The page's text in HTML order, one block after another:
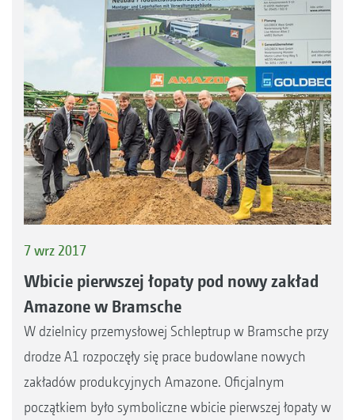
7 wrz 2017
Wbicie pierwszej łopaty pod nowy zakład
Amazone w Bramsche
W dzielnicy przemysłowej Schleptrup w Bramsche przy
drodze A1 rozpoczęły się prace budowlane nowych
zakładów produkcyjnych Amazone. Oficjalnym
początkiem było symboliczne wbicie pierwszej łopaty w